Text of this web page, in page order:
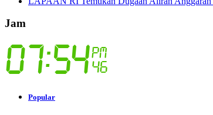
Jam
Popular